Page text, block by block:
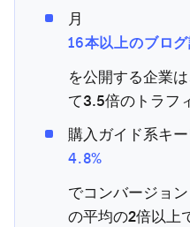
月
16本以上のブロ
を公開する企業
て3.5倍のトラフ
購入ガイド系キ
4.8%
でコンバージョ
の平均の2倍以上